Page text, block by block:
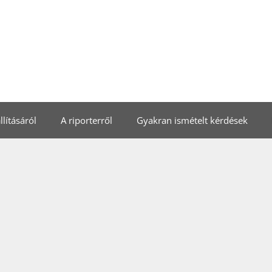
A riporterről Gyakran ismételt kérdések